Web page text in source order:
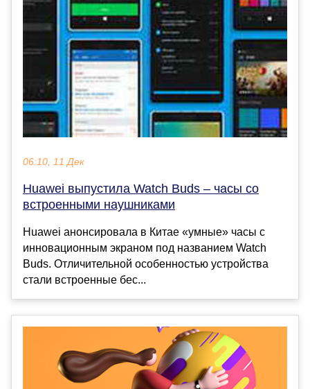
06:10, 11 Дек
Huawei выпустила Watch Buds – часы со
встроенными наушниками
Huawei анонсировала в Китае «умные» часы с
инновационным экраном под названием Watch
Buds. Отличительной особенностью устройства
стали встроенные бес...